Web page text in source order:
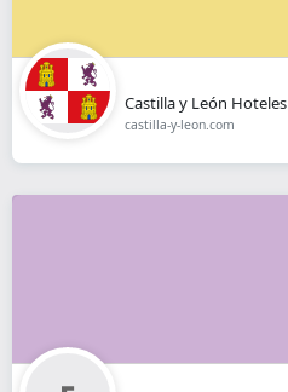
Castilla y León Hoteles
castilla-y-leon.com